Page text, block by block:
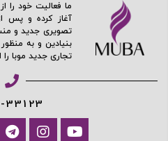
تصویری جدید و
بنیادین و به
تجاری جدید موبا را
33123
مرا به خاطر بسپار
ادامه
آیا هنوز عضو نشده اید؟